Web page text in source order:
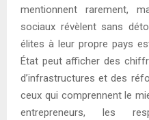
mentionnent rarement,
sociaux révèlent sans
élites à leur propre pays
État peut afficher des
d’infrastructures et des
ceux qui comprennent le
entrepreneurs, les